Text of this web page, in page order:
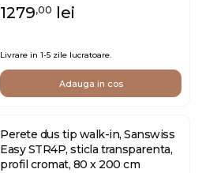
1279,00 lei
Livrare in 1-5 zile lucratoare.
Adauga in cos
Perete dus tip walk-in, Sanswiss
Easy STR4P, sticla transparenta,
profil cromat, 80 x 200 cm